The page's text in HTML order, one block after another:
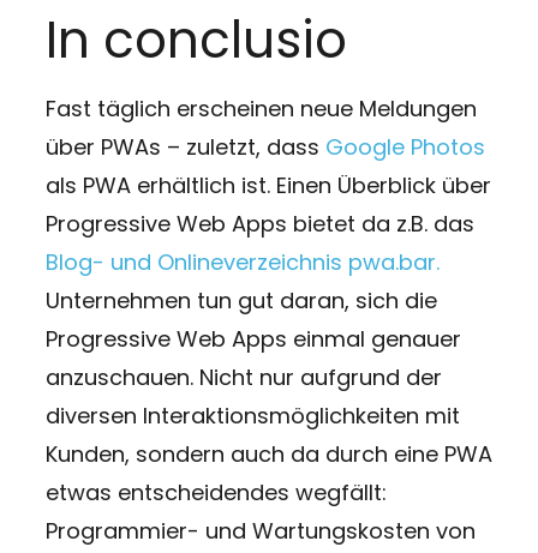
In conclusio
Fast täglich erscheinen neue Meldungen
über PWAs – zuletzt, dass Google Photos
als PWA erhältlich ist. Einen Überblick über
Progressive Web Apps bietet da z.B. das
Blog- und Onlineverzeichnis pwa.bar.
Unternehmen tun gut daran, sich die
Progressive Web Apps einmal genauer
anzuschauen. Nicht nur aufgrund der
diversen Interaktionsmöglichkeiten mit
Kunden, sondern auch da durch eine PWA
etwas entscheidendes wegfällt:
Programmier- und Wartungskosten von